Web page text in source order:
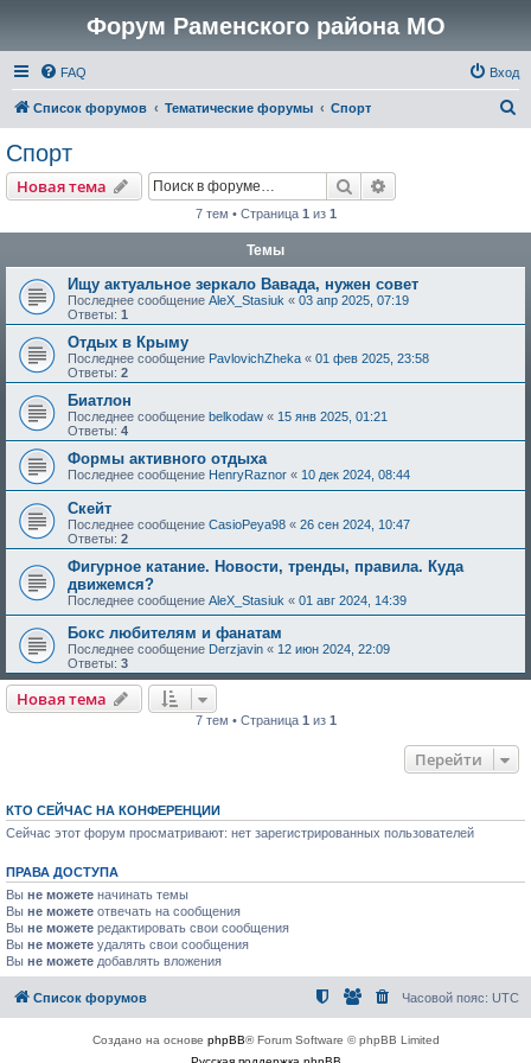
Форум Раменского района МО
FAQ Вход
Список форумов Тематические форумы Спорт
Спорт
Новая тема Поиск
7 тем • Страница 1 из 1
Темы
Ищу актуальное зеркало Вавада, нужен совет
Последнее сообщение AleX_Stasiuk « 03 апр 2025, 07:19
Ответы: 1
Отдых в Крыму
Последнее сообщение PavlovichZheka « 01 фев 2025, 23:58
Ответы: 2
Биатлон
Последнее сообщение belkodaw « 15 янв 2025, 01:21
Ответы: 4
Формы активного отдыха
Последнее сообщение HenryRaznor « 10 дек 2024, 08:44
Скейт
Последнее сообщение CasioPeya98 « 26 сен 2024, 10:47
Ответы: 2
Фигурное катание. Новости, тренды, правила. Куда
движемся?
Последнее сообщение AleX_Stasiuk « 01 авг 2024, 14:39
Бокс любителям и фанатам
Последнее сообщение Derzjavin « 12 июн 2024, 22:09
Ответы: 3
Новая тема
7 тем • Страница 1 из 1
Перейти
КТО СЕЙЧАС НА КОНФЕРЕНЦИИ
Сейчас этот форум просматривают: нет зарегистрированных пользователей
ПРАВА ДОСТУПА
Вы не можете начинать темы
Вы не можете отвечать на сообщения
Вы не можете редактировать свои сообщения
Вы не можете удалять свои сообщения
Вы не можете добавлять вложения
Список форумов Часовой пояс: UTC
Создано на основе phpBB® Forum Software © phpBB Limited